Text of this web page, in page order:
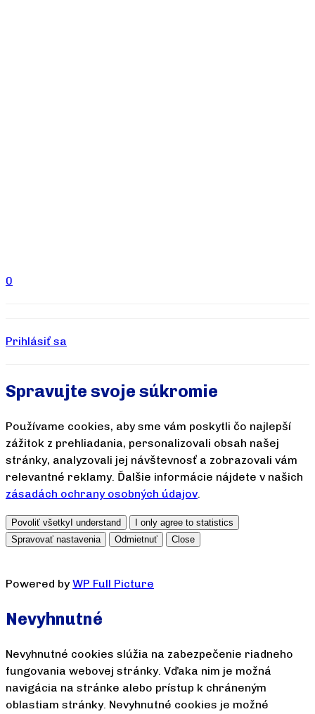
0
Prihlásiť sa
Spravujte svoje súkromie
Používame cookies, aby sme vám poskytli čo najlepší
zážitok z prehliadania, personalizovali obsah našej
stránky, analyzovali jej návštevnosť a zobrazovali vám
relevantné reklamy. Ďalšie informácie nájdete v našich
zásadách ochrany osobných údajov.
Povoliť všetky I understand
I only agree to statistics
Spravovať nastavenia
Odmietnuť Close
Powered byWP Full Picture
Nevyhnutné
Nevyhnutné cookies slúžia na zabezpečenie riadneho
fungovania webovej stránky. Vďaka nim je možná
navigácia na stránke alebo prístup k chráneným
oblastiam stránky. Nevyhnutné cookies je možné